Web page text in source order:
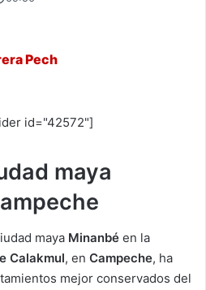
Pech
id="42572"]
maya
maya Minanbé en la
Calakmul, en Campeche, ha
mejor conservados del